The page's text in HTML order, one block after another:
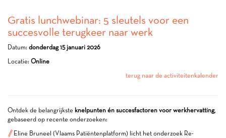
Gratis lunchwebinar: 5 sleutels voor een
succesvolle terugkeer naar werk
Datum: donderdag 15 januari 2026
Locatie: Online
terug naar de activiteitenkalender
Ontdek de belangrijkste knelpunten én succesfactoren voor werkhervatting,
gebaseerd op recente onderzoeken:
Eline Bruneel (Vlaams Patiëntenplatform) licht het onderzoek Re-